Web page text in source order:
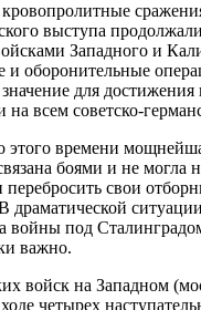
выступа
Западного и
и оборонительные
значение для
всем советско-
этого времени
боями и не могла
свои
ситуации
войны под
важно.
войск на Западном
четырех